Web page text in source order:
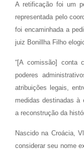
A retificação foi um
representada pelo
foi encaminhada a
juiz Bonillha Filho
“[A comissão] conta
poderes
atribuições legais,
medidas destinadas à
a reconstrução da
Nascido na Croácia,
considerar seu nome